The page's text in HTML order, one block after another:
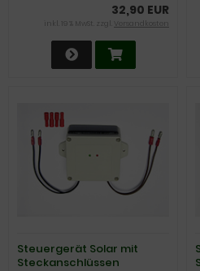
32,90 EUR
inkl. 19 % MwSt. zzgl. Versandkosten
Steuergerät Solar mit
Steckanschlüssen